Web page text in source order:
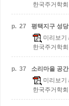
한국주거학
p. 27
평택지구 성
미리보기
한국주거학
p. 37
소리마을 공
미리보기
한국주거학